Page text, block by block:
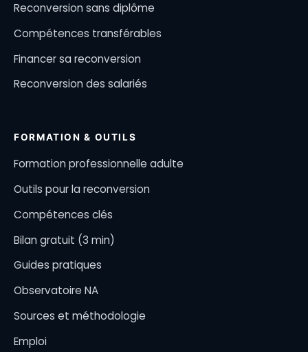
Reconversion sans diplôme
Compétences transférables
Financer sa reconversion
Reconversion des salariés
FORMATION & OUTILS
Formation professionnelle adulte
Outils pour la reconversion
Compétences clés
Bilan gratuit (3 min)
Guides pratiques
Observatoire NA
Sources et méthodologie
Emploi